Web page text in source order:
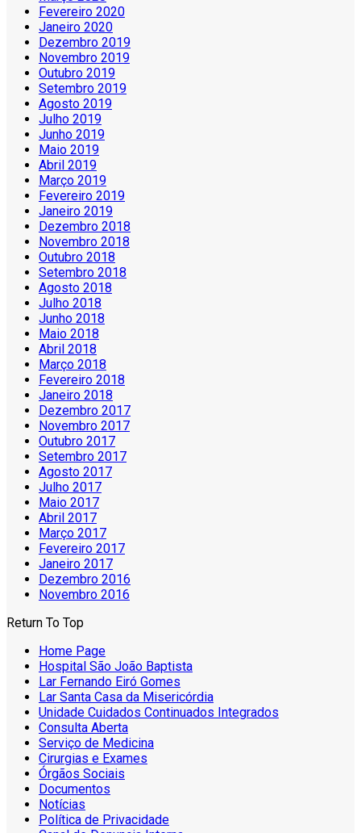
Fevereiro 2020
Janeiro 2020
Dezembro 2019
Novembro 2019
Outubro 2019
Setembro 2019
Agosto 2019
Julho 2019
Junho 2019
Maio 2019
Abril 2019
Março 2019
Fevereiro 2019
Janeiro 2019
Dezembro 2018
Novembro 2018
Outubro 2018
Setembro 2018
Agosto 2018
Julho 2018
Junho 2018
Maio 2018
Abril 2018
Março 2018
Fevereiro 2018
Janeiro 2018
Dezembro 2017
Novembro 2017
Outubro 2017
Setembro 2017
Agosto 2017
Julho 2017
Maio 2017
Abril 2017
Março 2017
Fevereiro 2017
Janeiro 2017
Dezembro 2016
Novembro 2016
Return To Top
Home Page
Hospital São João Baptista
Lar Fernando Eiró Gomes
Lar Santa Casa da Misericórdia
Unidade Cuidados Continuados Integrados
Consulta Aberta
Serviço de Medicina
Cirurgias e Exames
Órgãos Sociais
Documentos
Notícias
Política de Privacidade